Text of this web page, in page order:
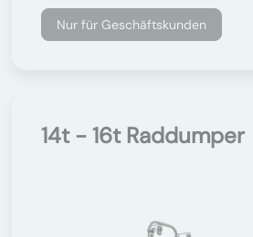
Nur für Geschäftskunden
14t - 16t Raddumper